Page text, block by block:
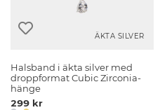
ÄKTA SILVER
Halsband i äkta silver med
droppformat Cubic Zirconia-
hänge
299 kr